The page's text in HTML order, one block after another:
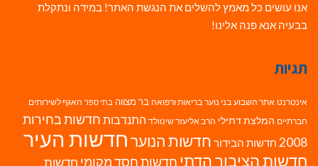
אנו עושים כל מאמץ להשלים את הנגשת האתר! במידה ונתקלת
בבעיה אנא פנה אלינו!
תגיות
אינטרנט אתר השבוע בני נוער בריאות ורפואה בר מצווה בתי ספר האגף לשירותים
חברתיים המלצת דתילי הרב אליעזר שינוולד התנדבות חדשות בחירות
2008 חדשות הבידור חדשות הנוערחדשות העיר
חדשות הציבור הדתי חדשות חסד מקומי חדשות